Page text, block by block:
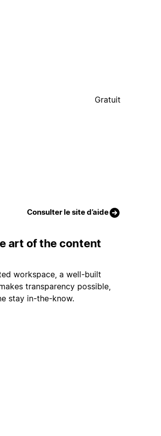
Gratuit
Consulter le site d’aide
art of the content
workspace, a well-built
transparency possible,
stay in-the-know.